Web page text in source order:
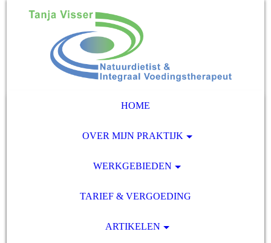
HOME
OVER MIJN PRAKTIJK
WERKGEBIEDEN
TARIEF & VERGOEDING
ARTIKELEN